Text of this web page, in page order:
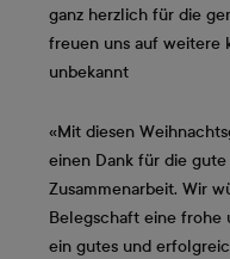
ganz herzlich für die
freuen uns auf weitere
unbekannt
«Mit diesen
einen Dank für die
Zusammenarbeit. Wir
Belegschaft eine frohe
ein gutes und